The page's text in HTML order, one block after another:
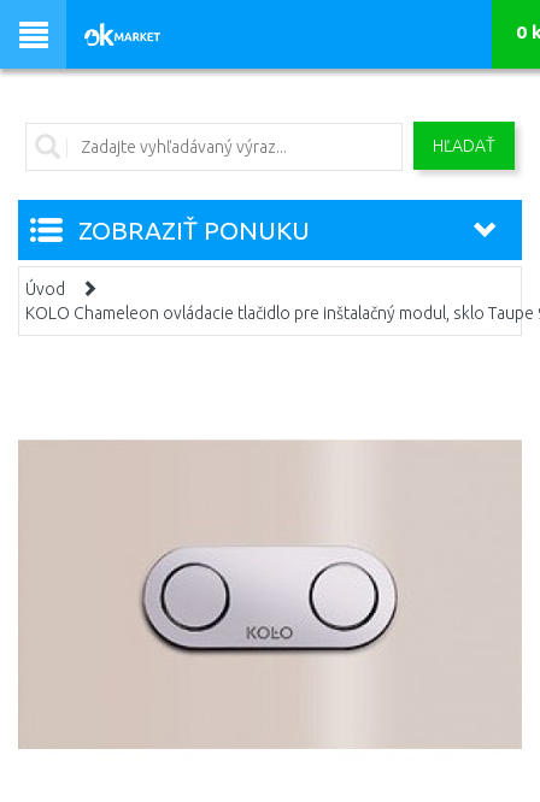
HĽADAŤ
0
ZOBRAZIŤ PONUKU
Úvod
KOLO Chameleon ovládacie tlačidlo pre inštalačný modul, sklo